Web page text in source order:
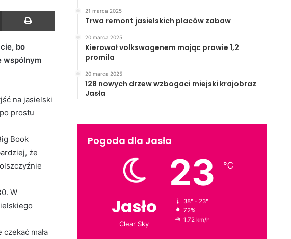
Udostępnij przez Email
bo
wspólnym
na jasielski
prostu
Book
że
W
mała
21 marca 2025
Trwa remont jasielskich placów zabaw
20 marca 2025
Kierował volkswagenem mając prawie 1,2
promila
20 marca 2025
128 nowych drzew wzbogaci miejski krajobraz
Jasła
Pogoda dla Jasła
Jasło
Clear Sky
23 ℃
38º - 23º
72%
1.72 km/h